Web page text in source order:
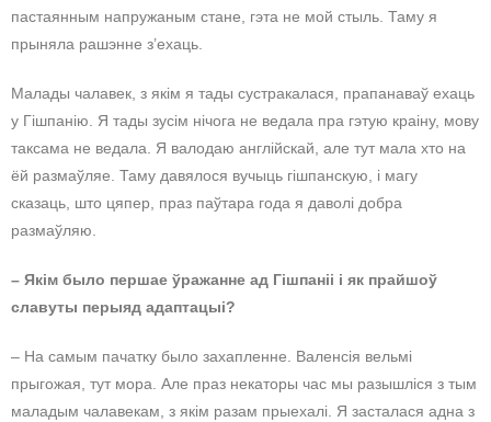
пастаянным напружаным стане, гэта не мой стыль. Таму я
прыняла рашэнне з’ехаць.
Малады чалавек, з якім я тады сустракалася, прапанаваў ехаць
у Гішпанію. Я тады зусім нічога не ведала пра гэтую краіну, мову
таксама не ведала. Я валодаю англійскай, але тут мала хто на
ёй размаўляе. Таму давялося вучыць гішпанскую, і магу
сказаць, што цяпер, праз паўтара года я даволі добра
размаўляю.
– Якім было першае ўражанне ад Гішпаніі і як прайшоў
славуты перыяд адаптацыі?
– На самым пачатку было захапленне. Валенсія вельмі
прыгожая, тут мора. Але праз некаторы час мы разышліся з тым
маладым чалавекам, з якім разам прыехалі. Я засталася адна з